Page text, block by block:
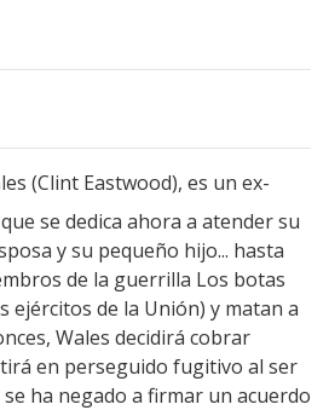
(Clint Eastwood), es un ex-
se dedica ahora a atender su
y su pequeño hijo... hasta
de la guerrilla Los botas
ejércitos de la Unión) y matan a
Wales decidirá cobrar
en perseguido fugitivo al ser
ha negado a firmar un acuerdo